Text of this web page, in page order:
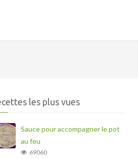
les plus vues
Sauce pour accompagner le pot
au feu
69060